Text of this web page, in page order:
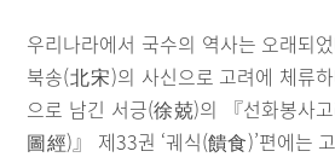
우리나라에서 국수의 역사는 오래되
북송(北宋)의 사신으로 고려에 체류
으로 남긴 서긍(徐兢)의 『선화봉사
圖經)』 제33권 ‘궤식(饋食)’편에는